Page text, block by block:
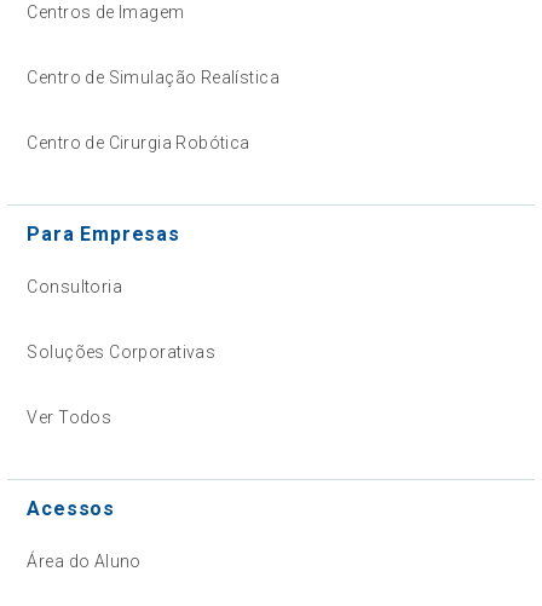
Centros de Imagem
Centro de Simulação Realística
Centro de Cirurgia Robótica
Para Empresas
Consultoria
Soluções Corporativas
Ver Todos
Acessos
Área do Aluno